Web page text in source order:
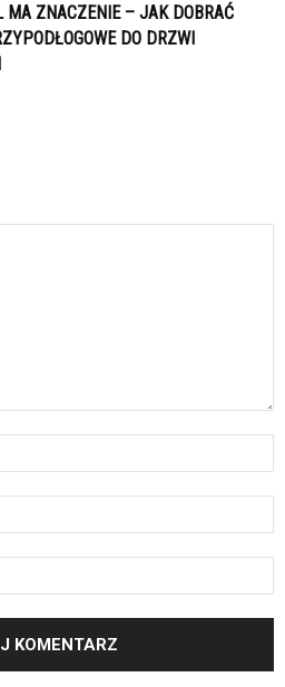
MA ZNACZENIE – JAK DOBRAĆ
DO DRZWI